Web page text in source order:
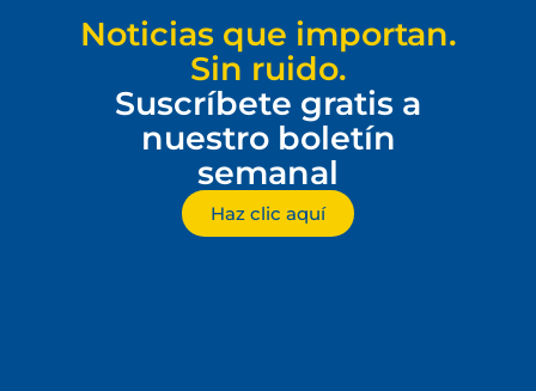
Noticias que importan.
Sin ruido.
Suscríbete gratis a
nuestro boletín
semanal
Haz clic aquí